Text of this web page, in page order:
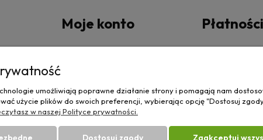
Moje konto
Przechowalnia
umożliwiają poprawne działanie strony i pomagają nam
użycie plików do swoich preferencji, wybierając opcję "Dostosuj
w naszej Polityce prywatności.
Dostosuj zgody Zaakceptuj